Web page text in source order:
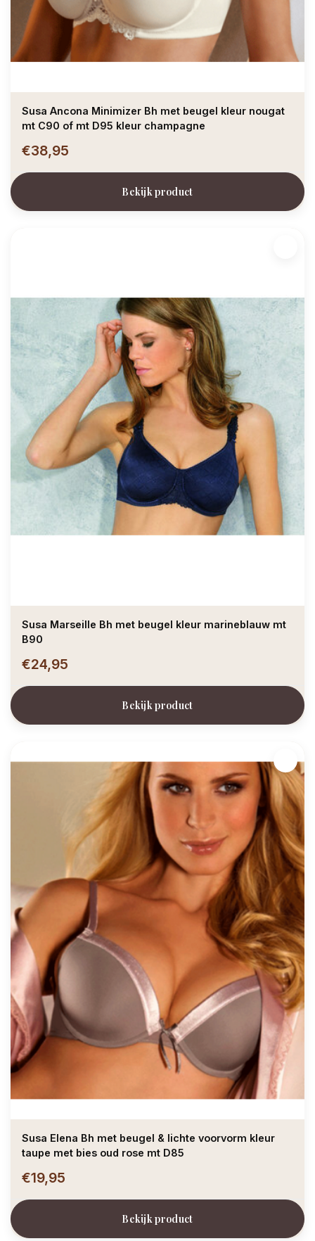
Susa Ancona Minimizer Bh met beugel kleur nougat
mt C90 of mt D95 kleur champagne
€38,95
Bekijk product
Susa Marseille Bh met beugel kleur marineblauw mt
B90
€24,95
Bekijk product
Susa Elena Bh met beugel & lichte voorvorm kleur
taupe met bies oud rose mt D85
€19,95
Bekijk product